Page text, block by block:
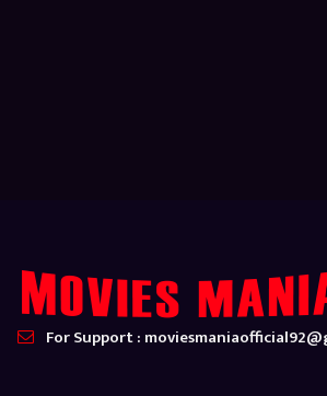
For Support :